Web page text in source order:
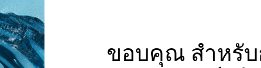
ขอบคุณ สำหรับ